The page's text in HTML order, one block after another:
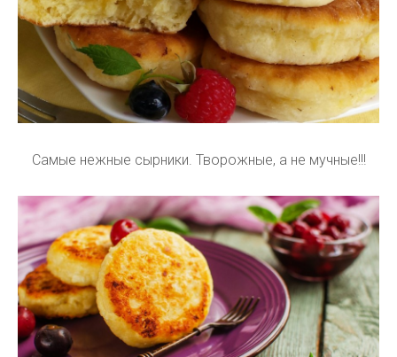
Самые нежные сырники. Творожные, а не мучные!!!